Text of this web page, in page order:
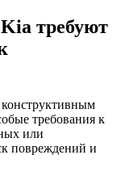
требуют
требования к
или
повреждений и